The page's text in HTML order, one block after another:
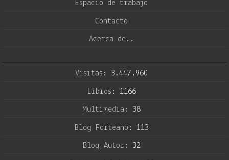
Espacio de trabajo
Contacto
Acerca de..
Visitas: 3.447.960
Libros: 1166
Multimedia: 38
Blog Forteano: 113
Blog Autor: 32